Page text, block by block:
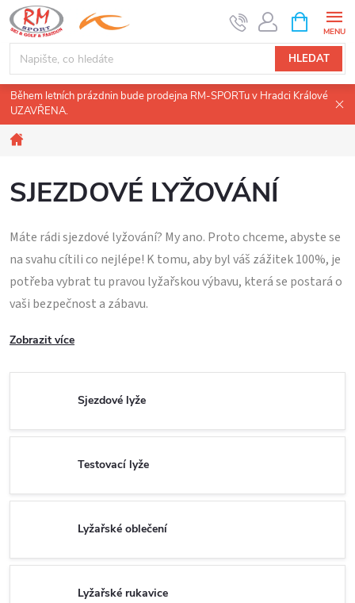
Přejít
na
obsah
HLEDAT
NÁKUPNÍ
KOŠÍK
Během letních prázdnin bude prodejna RM-SPORTu v Hradci Králové
UZAVŘENA.
SJEZDOVÉ LYŽOVÁNÍ
Máte rádi sjezdové lyžování? My ano. Proto chceme, abyste se
na svahu cítili co nejlépe! K tomu, aby byl váš zážitek 100%, je
potřeba vybrat tu pravou lyžařskou výbavu, která se postará o
vaši bezpečnost a zábavu.
Zobrazit
Sjezdové lyže
Testovací lyže
Lyžařské oblečení
Lyžařské rukavice